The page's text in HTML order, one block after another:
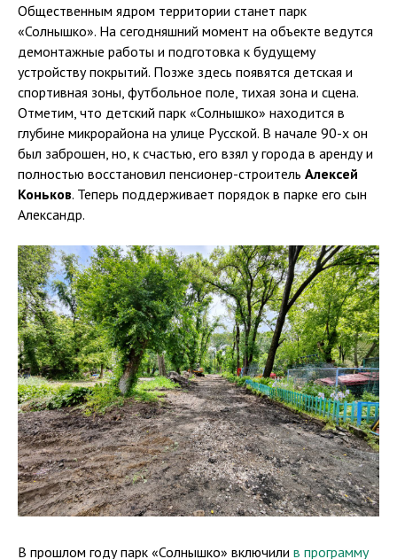
Общественным ядром территории станет парк
«Солнышко». На сегодняшний момент на объекте ведутся
демонтажные работы и подготовка к будущему
устройству покрытий. Позже здесь появятся детская и
спортивная зоны, футбольное поле, тихая зона и сцена.
Отметим, что детский парк «Солнышко» находится в
глубине микрорайона на улице Русской. В начале 90-х он
был заброшен, но, к счастью, его взял у города в аренду и
полностью восстановил пенсионер-строитель Алексей
Коньков. Теперь поддерживает порядок в парке его сын
Александр.
В прошлом году парк «Солнышко» включили в программу